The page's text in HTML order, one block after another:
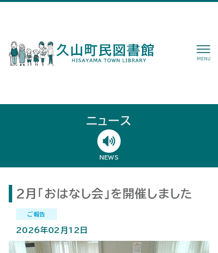
MENU
ニュース
NEWS
2月「おはなし会」を開催しました
ご報告
2026年02月12日